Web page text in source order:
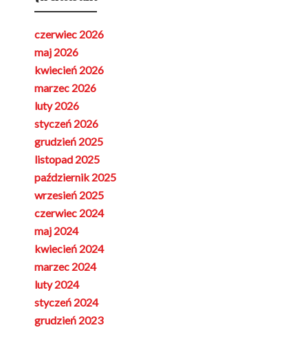
czerwiec 2026
maj 2026
kwiecień 2026
marzec 2026
luty 2026
styczeń 2026
grudzień 2025
listopad 2025
październik 2025
wrzesień 2025
czerwiec 2024
maj 2024
kwiecień 2024
marzec 2024
luty 2024
styczeń 2024
grudzień 2023